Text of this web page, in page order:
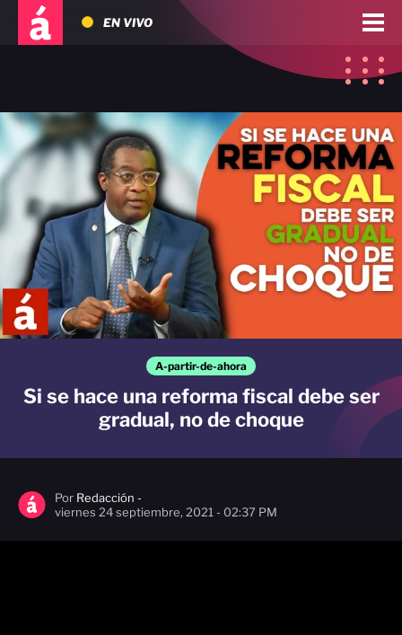
EN VIVO
A-partir-de-ahora
Si se hace una reforma fiscal debe ser
gradual, no de choque
Por Redacción -
viernes 24 septiembre, 2021 - 02:37 PM